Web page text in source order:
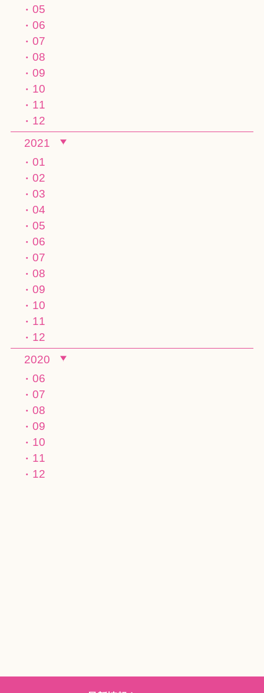
05
06
07
08
09
10
11
12
2021
01
02
03
04
05
06
07
08
09
10
11
12
2020
06
07
08
09
10
11
12